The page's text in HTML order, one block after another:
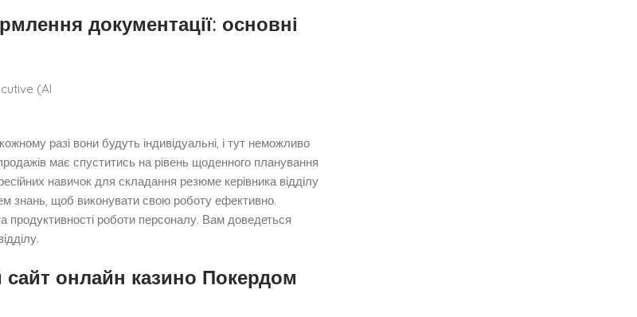
документації: основні
разі вони будуть індивідуальні, і тут неможливо
має спуститись на рівень щоденного планування
навичок для складання резюме керівника відділу
знань, щоб виконувати свою роботу ефективно.
продуктивності роботи персоналу. Вам доведеться
онлайн казино Покердом